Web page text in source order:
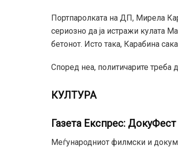
Портпаролката на ДП, Мирела
сериозно да ја истражи кулата
бетонот. Исто така, Карабина
Според неа, политичарите треба
КУЛТУРА
Газета Експрес:
Меѓународниот филмски и